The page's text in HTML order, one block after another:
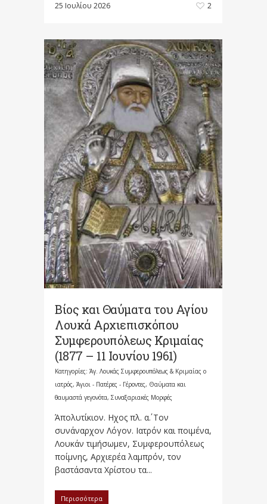
25 Ιουλίου 2026 2
Βίος και Θαύματα του Αγίου
Λουκά Αρχιεπισκόπου
Συμφερουπόλεως Κριμαίας
(1877 – 11 Ιουνίου 1961)
Κατηγορίες: Άγ. Λουκάς Συμφερουπόλεως & Κριμαίας ο
ιατρός, Άγιοι - Πατέρες - Γέροντες, Θαύματα και
θαυμαστά γεγονότα, Συναξαριακές Μορφές
Άπολυτίκιον. Ηχος πλ. α΄. Τον
συνάναρχον Λόγον. Ιατρόν και ποιμένα,
Λουκάν τιμήσωμεν, Συμφερουπόλεως
ποίμνης, Αρχιερέα λαμπρόν, τον
βαστάσαντα Χρίστου τα...
Περισσότερα